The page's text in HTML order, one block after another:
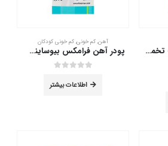
قطره پدی لاکت زیست تخمیر 15 میلی لیتر
آهن, کم خونی, کم خونی کودکان
پودر آهن فرامکس بیوساینت 41/5 گرم
اطلاعات بیشتر